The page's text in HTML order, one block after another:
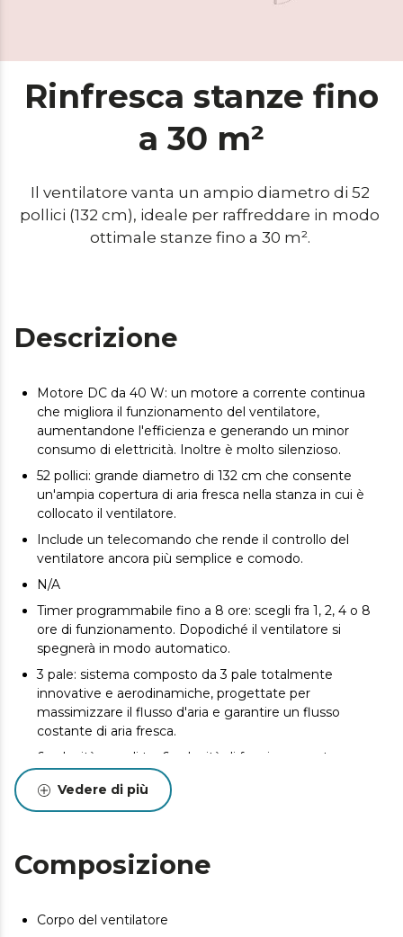
Rinfresca stanze fino
a 30 m²
Il ventilatore vanta un ampio diametro di 52
pollici (132 cm), ideale per raffreddare in modo
ottimale stanze fino a 30 m².
Descrizione
Motore DC da 40 W: un motore a corrente continua
che migliora il funzionamento del ventilatore,
aumentandone l'efficienza e generando un minor
consumo di elettricità. Inoltre è molto silenzioso.
52 pollici: grande diametro di 132 cm che consente
un'ampia copertura di aria fresca nella stanza in cui è
collocato il ventilatore.
Include un telecomando che rende il controllo del
ventilatore ancora più semplice e comodo.
N/A
Timer programmabile fino a 8 ore: scegli fra 1, 2, 4 o 8
ore di funzionamento. Dopodiché il ventilatore si
spegnerà in modo automatico.
3 pale: sistema composto da 3 pale totalmente
innovative e aerodinamiche, progettate per
massimizzare il flusso d'aria e garantire un flusso
costante di aria fresca.
6 velocità: scegli tra 6 velocità di funzionamento per
adattare l’intensità del flusso d’aria in base alle tue
necessità.
funzione estate o inverno. Ruotando in una direzione, si
può godere di una piacevole brezza in estate e, nella
pavimento e completa il sistema di riscaldamento in
Vedere di più
Composizione
Corpo del ventilatore